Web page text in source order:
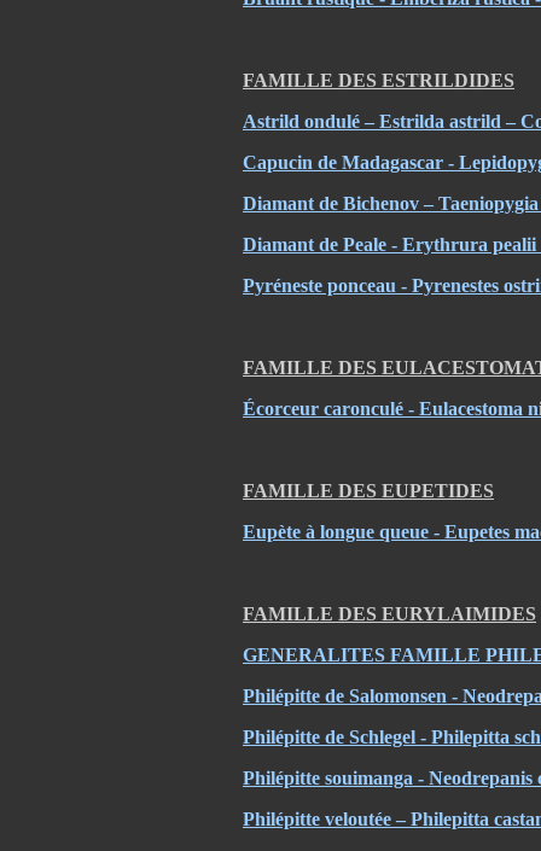
FAMILLE DES ESTRILDIDES
Astrild ondulé – Estrilda astrild –
Capucin de Madagascar -
Diamant de Bichenov –
Diamant de Peale - Erythrura
Pyréneste ponceau - Pyrenestes
FAMILLE DES
Écorceur caronculé - Eulacestoma
FAMILLE DES EUPETIDES
Eupète à longue queue - Eupetes
FAMILLE DES EURYLAIMIDES
GENERALITES FAMILLE
Philépitte de Salomonsen -
Philépitte de Schlegel - Philepitta
Philépitte souimanga -
Philépitte veloutée – Philepitta